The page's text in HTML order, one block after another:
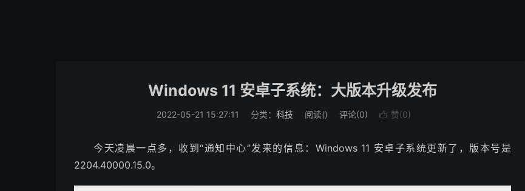
Windows 11 安卓子系统：大版本升级发布
2022-05-21 15:27:11 分类： 科技 阅读() 评论(0)  赞(0)
今天凌晨一点多，收到“通知中心”发来的信息：Windows 11 安卓子系统更新了，版本号是
2204.40000.15.0。